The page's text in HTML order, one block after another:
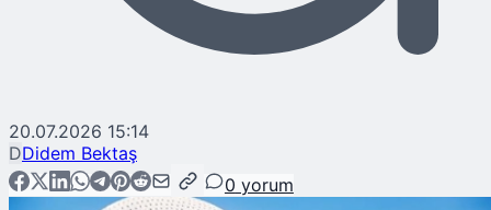
20.07.2026 15:14
DDidem Bektaş
0 yorum